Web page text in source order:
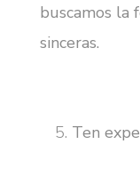
buscamos la
sinceras.
Ten